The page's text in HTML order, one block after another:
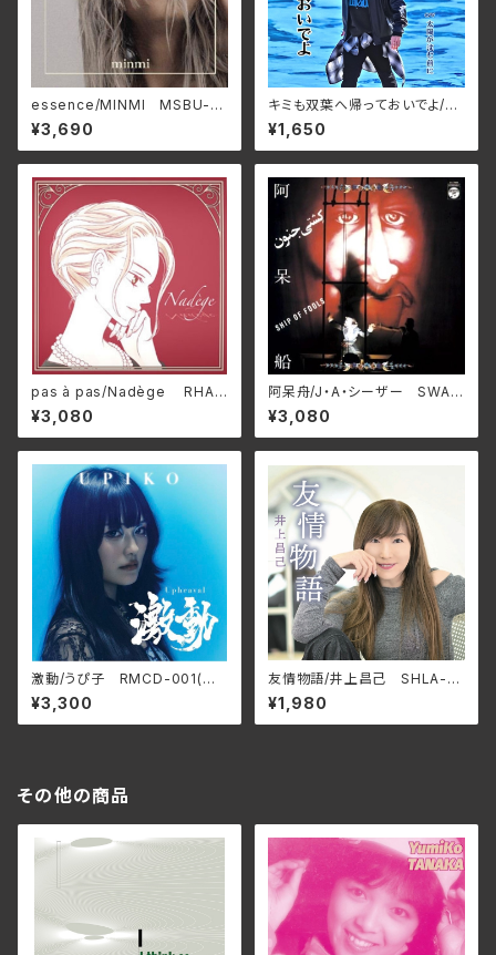
essence/MINMI MSBU-0
01
¥3,690
キミも双葉へ帰っておいでよ/た
かはしごう APM-0001(仕様:
CD)
¥1,650
pas à pas/Nadège RHAP
SODIE-A1801(仕様:12インチ
レコード)
¥3,080
阿呆舟/J・A・シーザー SWAX
-89C(仕様:CD)
¥3,080
激動/うぴ子 RMCD-001(仕
様:CD)
¥3,300
友情物語/井上昌己 SHLA-0
022(仕様:CD)
¥1,980
その他の商品